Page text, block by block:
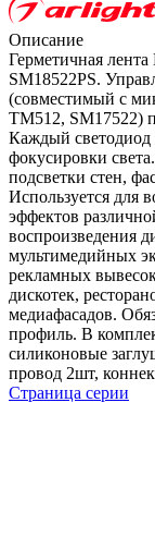
Описание
Герметичная
SM18522PS.
(совместимый c
TM512, SM17522)
Каждый светодиод
фокусировки
подсветки стен,
Используется для
эффектов
воспроизведения
мультимедийных
рекламных
дискотек,
медиафасадов.
профиль. В
силиконовые
провод 2шт,
Страница серии